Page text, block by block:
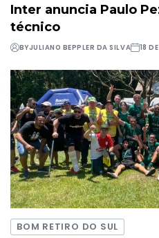
Inter anuncia Paulo
técnico
BYJULIANO BEPPLER DA SILVA 18
BOM RETIRO DO SUL